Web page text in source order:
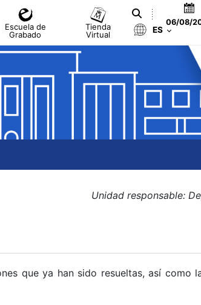
Escuela de
Grabado
Tienda
Virtual
06/08/
ES
Unidad responsable:
que ya han sido resueltas, así como